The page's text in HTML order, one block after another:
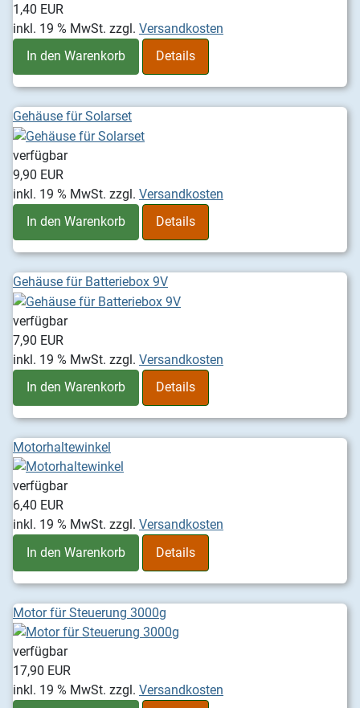
1,40 EUR
inkl. 19 % MwSt. zzgl. Versandkosten
In den Warenkorb
Details
Gehäuse für Solarset
verfügbar
9,90 EUR
inkl. 19 % MwSt. zzgl. Versandkosten
In den Warenkorb
Details
Gehäuse für Batteriebox 9V
verfügbar
7,90 EUR
inkl. 19 % MwSt. zzgl. Versandkosten
In den Warenkorb
Details
Motorhaltewinkel
verfügbar
6,40 EUR
inkl. 19 % MwSt. zzgl. Versandkosten
In den Warenkorb
Details
Motor für Steuerung 3000g
verfügbar
17,90 EUR
inkl. 19 % MwSt. zzgl. Versandkosten